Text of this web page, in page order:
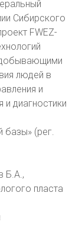
Сибирского
FWEZ-
людей в
и
и диагностики
базы» (рег.
Б.А.,
пласта